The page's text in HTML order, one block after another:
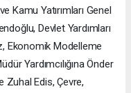
Kamu Yatırımları Genel
Devlet Yardımları
Ekonomik Modelleme
Yardımcılığına Önder
Zuhal Edis, Çevre,